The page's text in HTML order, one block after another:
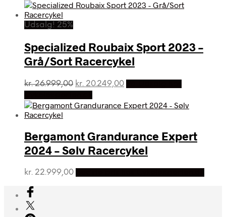
Udsalg! 25%
Specialized Roubaix Sport 2023 –
Grå/Sort Racercykel
kr.26.999,00 Den
oprindelige
pris
kr. 20.249,00Den
pris
er:
Bergamont Grandurance Expert
2024 – Sølv Racercykel
kr. 22.999,00